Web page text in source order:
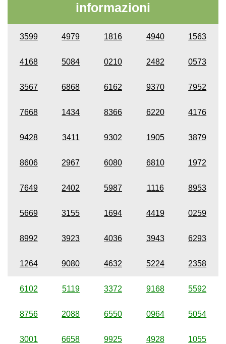
informazioni
3599 4979 1816 4940 1563
4168 5084 0210 2482 0573
3567 6868 6162 9370 7952
7668 1434 8366 6220 4176
9428 3411 9302 1905 3879
8606 2967 6080 6810 1972
7649 2402 5987 1116 8953
5669 3155 1694 4419 0259
8992 3923 4036 3943 6293
1264 9080 4632 5224 2358
6102 5119 3372 9168 5592
8756 2088 6550 0964 5054
3001 6658 9925 4928 1055